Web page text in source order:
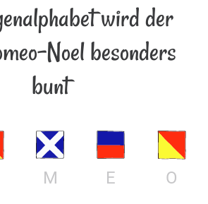
wird der
Noel besonders
bunt
M E O